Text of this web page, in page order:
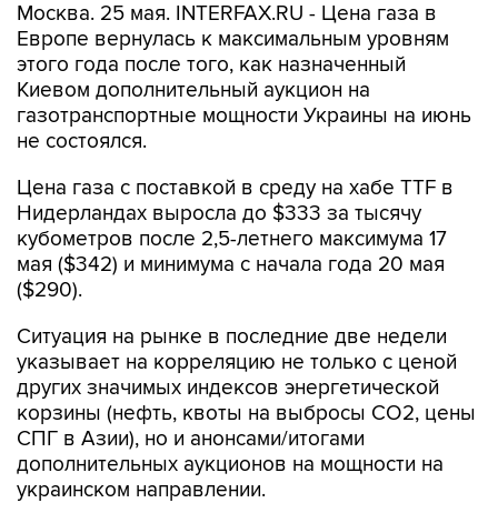
Москва. 25 мая. INTERFAX.RU - Цена газа в
Европе вернулась к максимальным уровням
этого года после того, как назначенный
Киевом дополнительный аукцион на
газотранспортные мощности Украины на июнь
не состоялся.
Цена газа с поставкой в среду на хабе TTF в
Нидерландах выросла до $333 за тысячу
кубометров после 2,5-летнего максимума 17
мая ($342) и минимума с начала года 20 мая
($290).
Ситуация на рынке в последние две недели
указывает на корреляцию не только с ценой
других значимых индексов энергетической
корзины (нефть, квоты на выбросы СО2, цены
СПГ в Азии), но и анонсами/итогами
дополнительных аукционов на мощности на
украинском направлении.